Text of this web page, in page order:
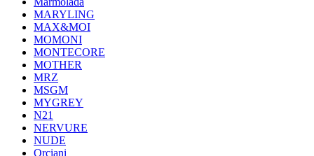
MARYLING
MAX&MOI
MOMONI
MONTECORE
MOTHER
MRZ
MSGM
MYGREY
N21
NERVURE
NUDE
Orciani